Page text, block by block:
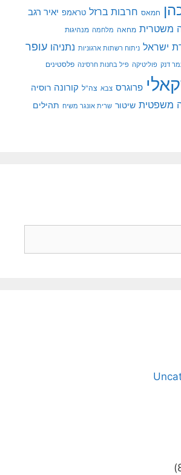
חמאס חרבות ברזל טראמפ יאיר רגב
משטרית מחאה מלחמה מנהיגות
ישראל ניתוח רשתות ארגוניות נתניהו עופר
דנק פוליטיקה פיל בחנות חרסינה פלסטינים
פרוגרס צבא צה"ל קורונה רוסיה
משפטית שיטור שרית אונגר משיח תהילים